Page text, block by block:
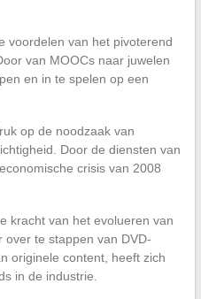
voordelen van het pivoterend
van MOOCs naar juwelen
en in te spelen op een
op de noodzaak van
Door de diensten van
crisis van 2008
kracht van het evolueren van
over te stappen van DVD-
originele content, heeft zich
in de industrie.